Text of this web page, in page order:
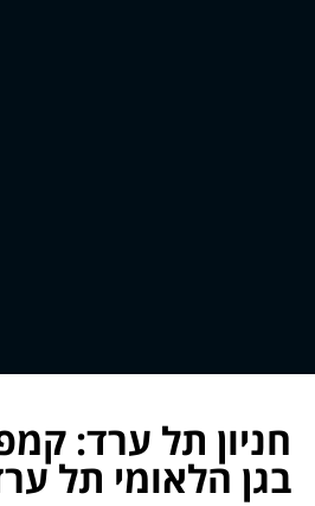
חניון תל ערד:
בגן הלאומי תל